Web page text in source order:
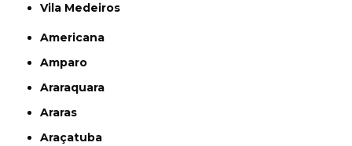
Vila Medeiros
Americana
Amparo
Araraquara
Araras
Araçatuba